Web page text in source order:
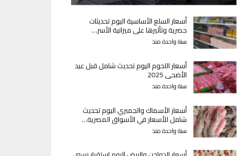
أسعار السلع الأساسية اليوم تحديثات
حصرية وتأثيرها على ميزانية الأسر…
سنة واحدة منذ
أسعار اللحوم اليوم تحديث شامل قبل عيد
الأضحى 2025
سنة واحدة منذ
أسعار الأسماك والجمبري اليوم تحديث
شامل للأسعار في الأسواق المصرية…
سنة واحدة منذ